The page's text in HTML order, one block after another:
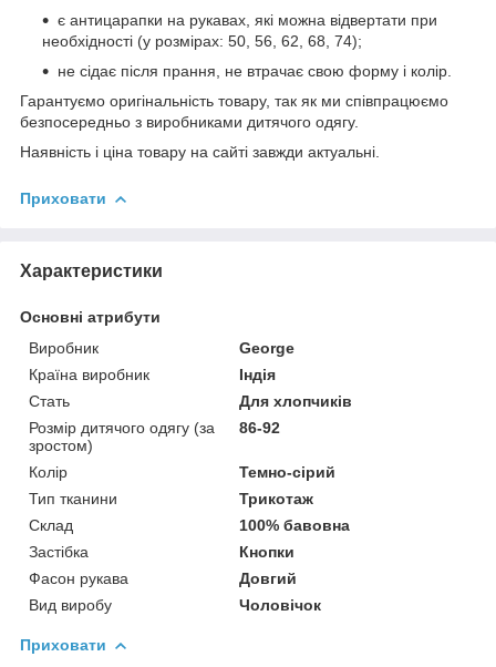
є антицарапки на рукавах, які можна відвертати при
необхідності (у розмірах: 50, 56, 62, 68, 74);
не сідає після прання, не втрачає свою форму і колір.
Гарантуємо оригінальність товару, так як ми співпрацюємо
безпосередньо з виробниками дитячого одягу.
Наявність і ціна товару на сайті завжди актуальні.
Приховати
Характеристики
Основні атрибути
Виробник
George
Країна виробник
Індія
Стать
Для хлопчиків
Розмір дитячого одягу (за
зростом)
86-92
Колір
Темно-сірий
Тип тканини
Трикотаж
Склад
100% бавовна
Застібка
Кнопки
Фасон рукава
Довгий
Вид виробу
Чоловічок
Приховати